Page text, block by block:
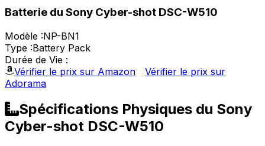
Batterie du Sony Cyber-shot DSC-W510
Modèle :NP-BN1
Type :Battery Pack
Durée de Vie :
Vérifier le prix sur Amazon
Vérifier le prix sur
Adorama
Spécifications Physiques du Sony
Cyber-shot DSC-W510